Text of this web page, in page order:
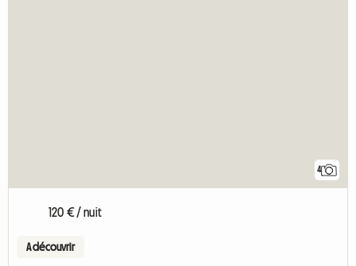
4
120 € / nuit
A découvrir